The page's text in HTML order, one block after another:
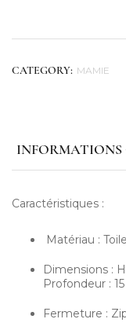
CATEGORY: MAMIE
INFORMATIONS
Caractéristiques :
Matériau :
Dimensions :
Profondeur :
Fermeture :